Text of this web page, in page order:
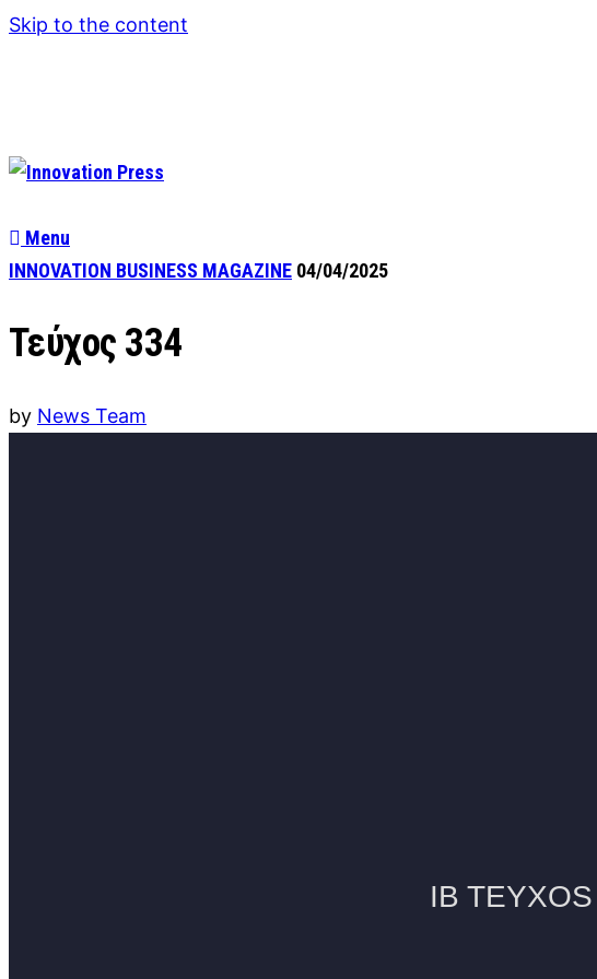
Skip to the content
Menu
INNOVATION BUSINESS MAGAZINE 04/04/2025
Τεύχος 334
by News Team